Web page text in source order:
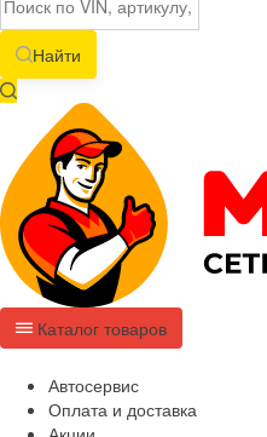
Найти
Каталог товаров
Автосервис
Оплата и доставка